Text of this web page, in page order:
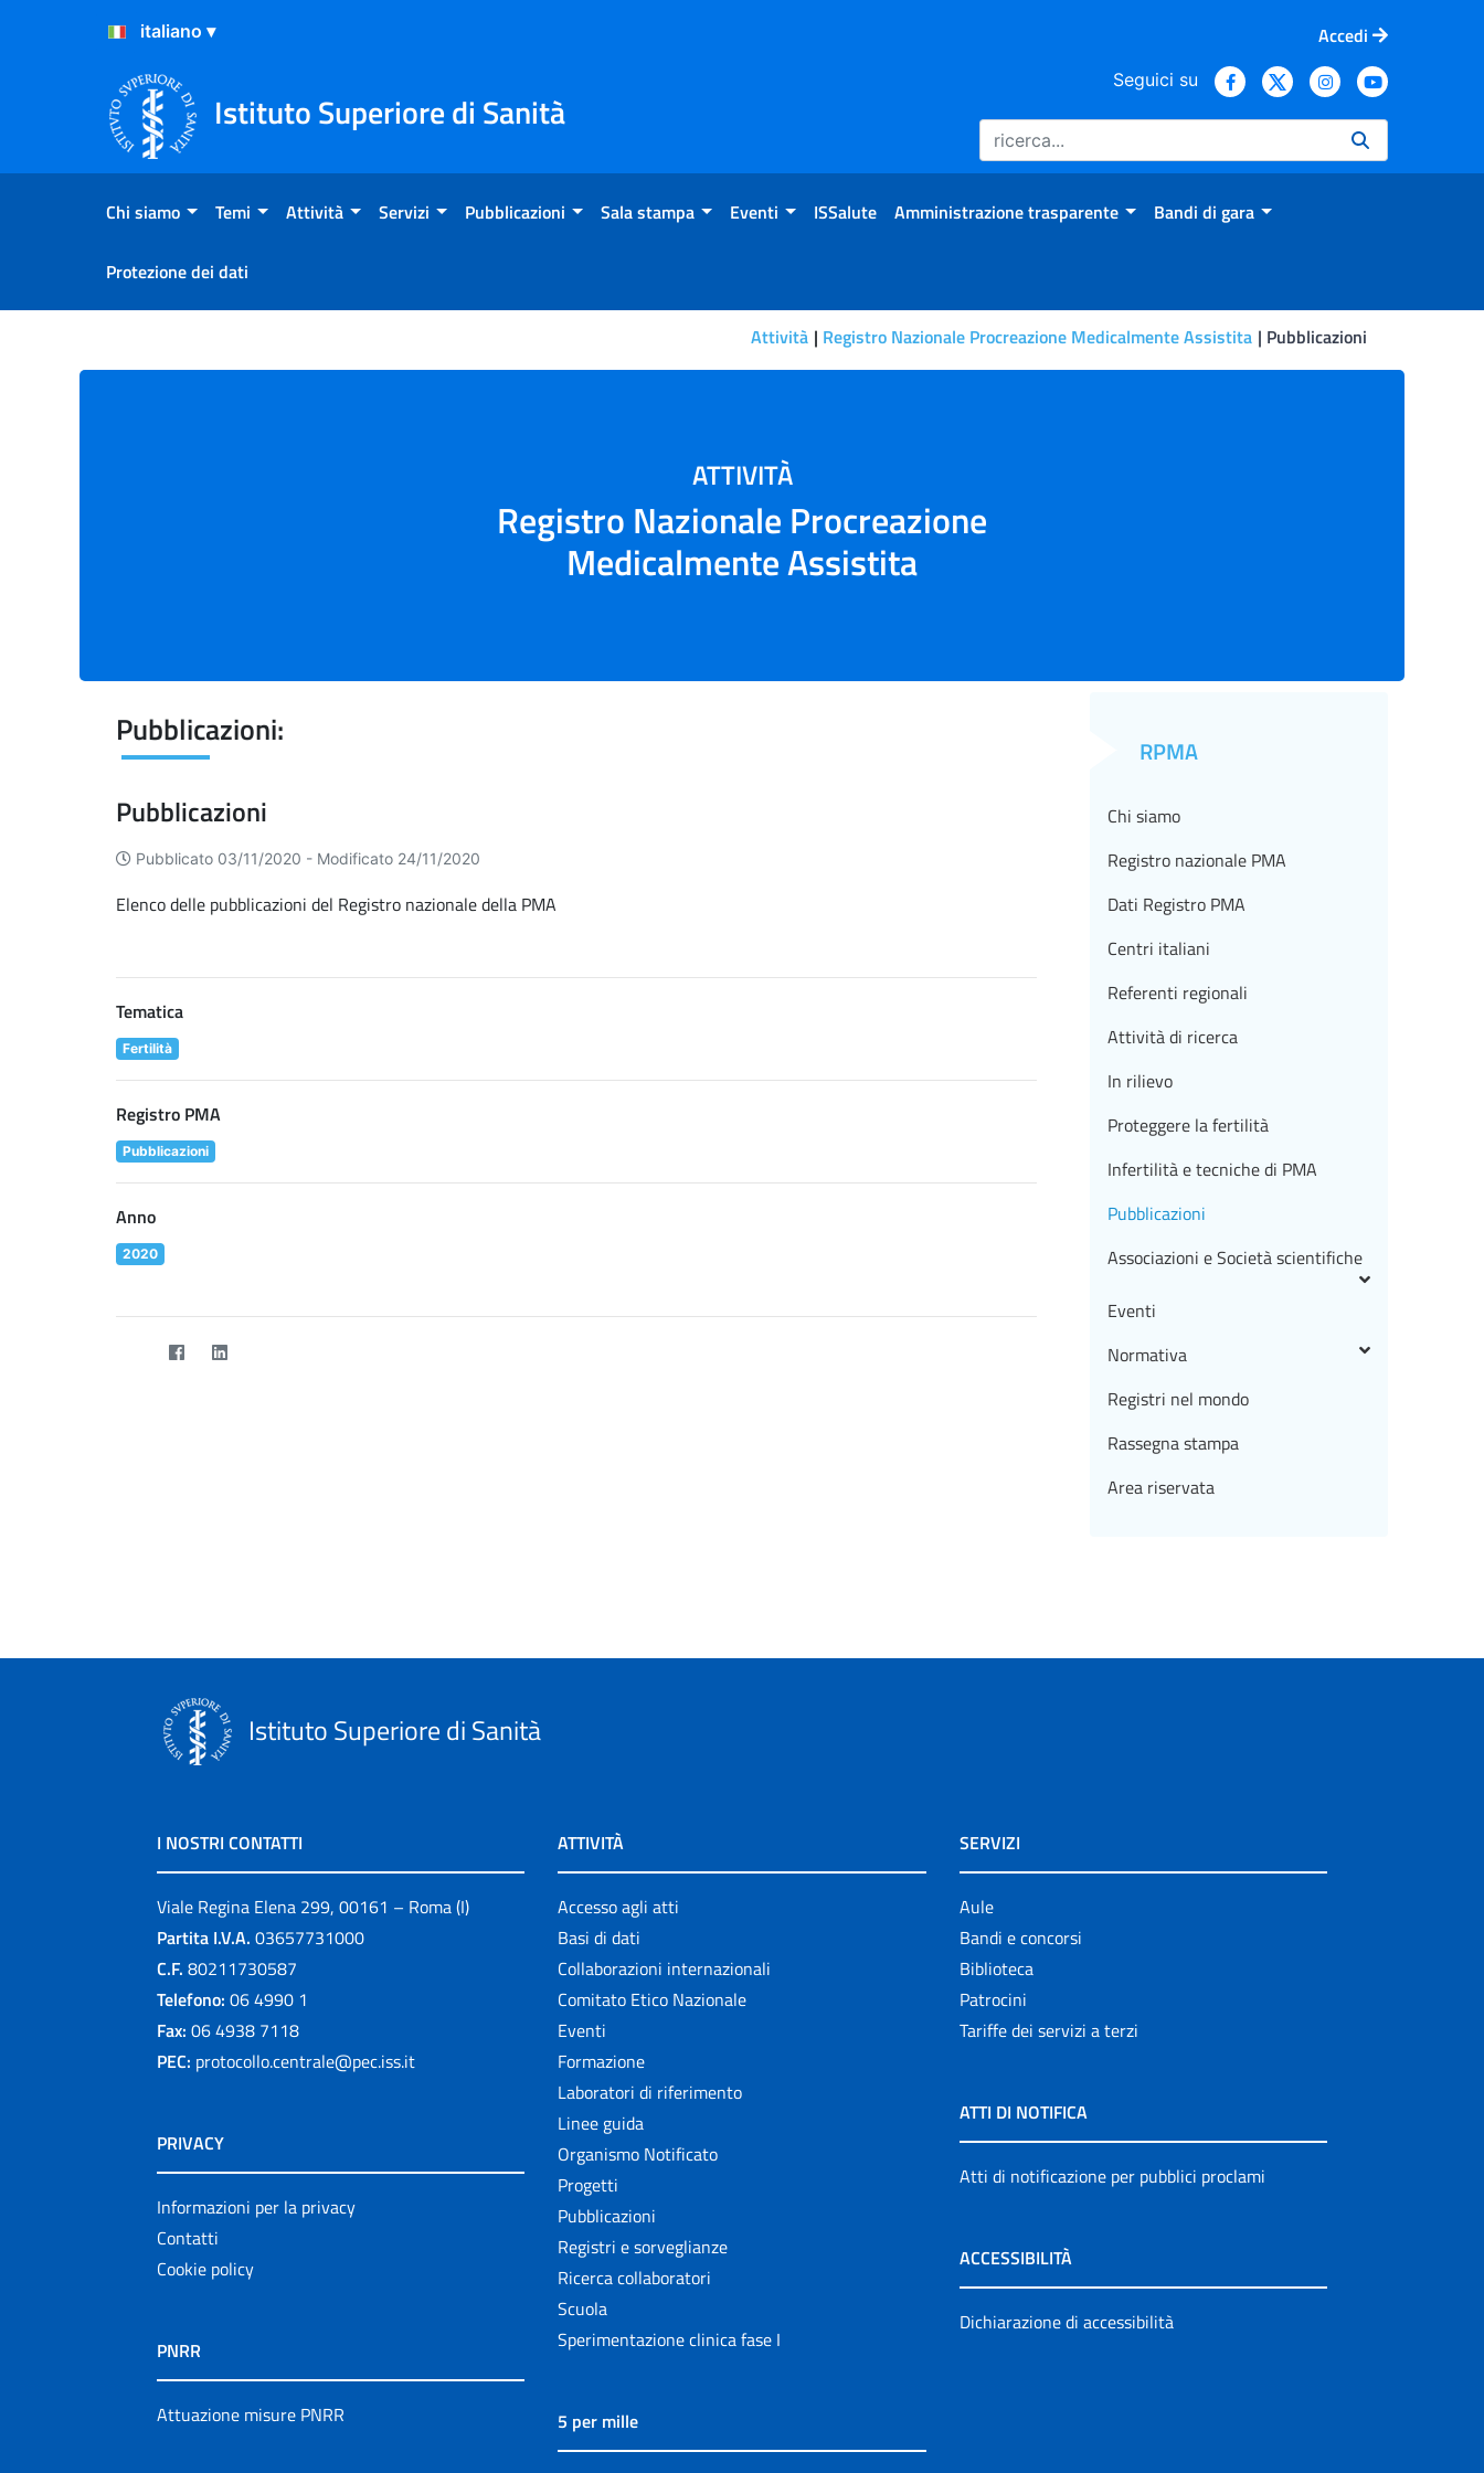
Salta al Contenuto
Salta al Footer
Accedi
Istituto Superiore di Sanità
Seguici su
Chi siamo Temi Attività Servizi Pubblicazioni Sala stampa Eventi ISSalute Amministrazione trasparente Bandi di gara
Protezione dei dati
Attività Registro Nazionale Procreazione Medicalmente Assistita Pubblicazioni
Pubblicazioni
ATTIVITÀ
Registro Nazionale Procreazione
Medicalmente Assistita
Pubblicazioni:
Pubblicazioni
Pubblicato 03/11/2020 - Modificato 24/11/2020
Elenco delle pubblicazioni del Registro nazionale della PMA
Tematica
Fertilità
Registro PMA
Pubblicazioni
Anno
2020
RPMA
Chi siamo
Registro nazionale PMA
Dati Registro PMA
Centri italiani
Referenti regionali
Attività di ricerca
In rilievo
Proteggere la fertilità
Infertilità e tecniche di PMA
Pubblicazioni
Associazioni e Società scientifiche
Eventi
Normativa
Registri nel mondo
Rassegna stampa
Area riservata
Istituto Superiore di Sanità
I NOSTRI CONTATTI
Viale Regina Elena 299, 00161 – Roma (I)
Partita I.V.A. 03657731000
C.F. 80211730587
Telefono: 06 4990 1
Fax: 06 4938 7118
PEC: protocollo.centrale@pec.iss.it
PRIVACY
Informazioni per la privacy
Contatti
Cookie policy
PNRR
Attuazione misure PNRR
ATTIVITÀ
Accesso agli atti
Basi di dati
Collaborazioni internazionali
Comitato Etico Nazionale
Eventi
Formazione
Laboratori di riferimento
Linee guida
Organismo Notificato
Progetti
Pubblicazioni
Registri e sorveglianze
Ricerca collaboratori
Scuola
Sperimentazione clinica fase I
5 per mille
SERVIZI
Aule
Bandi e concorsi
Biblioteca
Patrocini
Tariffe dei servizi a terzi
ATTI DI NOTIFICA
Atti di notificazione per pubblici proclami
ACCESSIBILITÀ
Dichiarazione di accessibilità